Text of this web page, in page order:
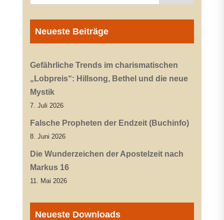
Neueste Beiträge
Gefährliche Trends im charismatischen
„Lobpreis“: Hillsong, Bethel und die neue
Mystik
7. Juli 2026
Falsche Propheten der Endzeit (Buchinfo)
8. Juni 2026
Die Wunderzeichen der Apostelzeit nach
Markus 16
11. Mai 2026
Neueste Downloads